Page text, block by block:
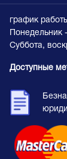
график
Понедельник
Суббота,
Доступные